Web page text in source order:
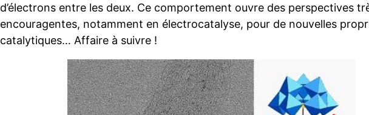
d’électrons entre les deux. Ce comportement ouvre des perspectives
encouragentes, notamment en électrocatalyse, pour de nouvelles
catalytiques… Affaire à suivre !